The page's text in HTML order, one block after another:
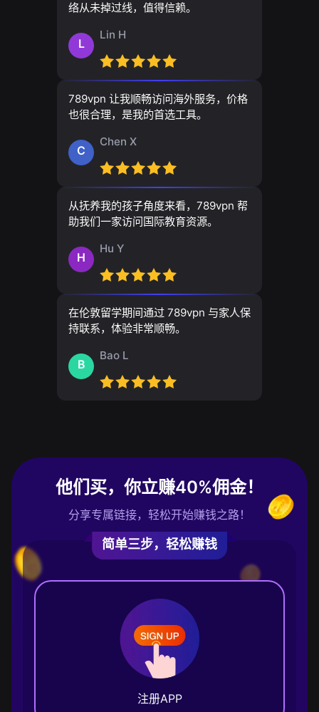
络从未掉过线，值得信赖。
L
Lin H
789vpn 让我顺畅访问海外服务，价格
也很合理，是我的首选工具。
C
Chen X
从抚养我的孩子角度来看，789vpn 帮
助我们一家访问国际教育资源。
H
Hu Y
在伦敦留学期间通过 789vpn 与家人保
持联系，体验非常顺畅。
B
Bao L
他们买，你立赚40%佣金！
分享专属链接，轻松开始赚钱之路！
简单三步，轻松赚钱
注册APP